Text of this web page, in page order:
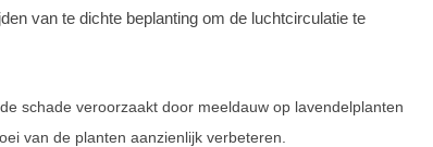
van te dichte beplanting om de luchtcirculatie te
schade veroorzaakt door meeldauw op lavendelplanten
van de planten aanzienlijk verbeteren.